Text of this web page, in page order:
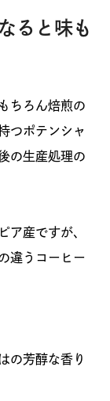
ると味も
ちろん焙煎の
つポテンシャ
の生産処理の
産ですが、
違うコーヒー
の芳醇な香り